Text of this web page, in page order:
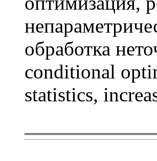
обработка
conditional
statistics,